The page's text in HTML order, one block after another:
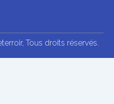
Tous droits réservés.